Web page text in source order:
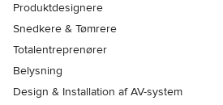
Produktdesignere
Snedkere & Tømrere
Totalentreprenører
Belysning
Design & Installation af AV-system